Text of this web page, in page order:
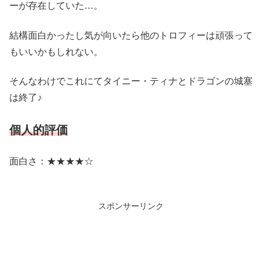
ーが存在していた…。
結構面白かったし気が向いたら他のトロフィーは頑張って
もいいかもしれない。
そんなわけでこれにてタイニー・ティナとドラゴンの城塞
は終了♪
個人的評価
面白さ：★★★★☆
スポンサーリンク